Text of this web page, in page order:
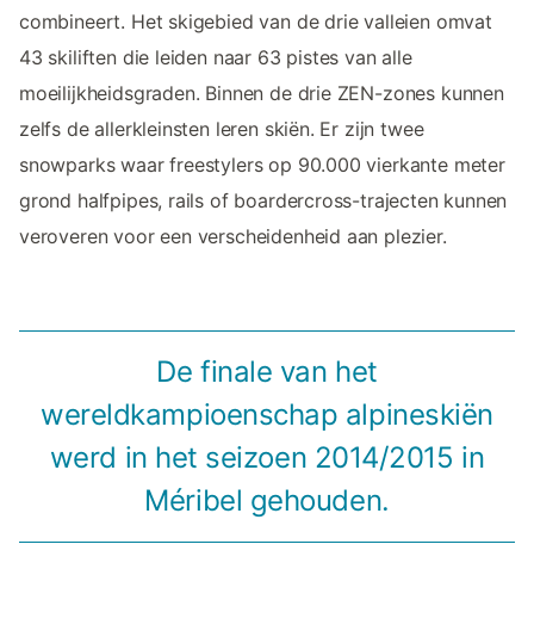
combineert. Het skigebied van de drie valleien omvat
43 skiliften die leiden naar 63 pistes van alle
moeilijkheidsgraden. Binnen de drie ZEN-zones kunnen
zelfs de allerkleinsten leren skiën. Er zijn twee
snowparks waar freestylers op 90.000 vierkante meter
grond halfpipes, rails of boardercross-trajecten kunnen
veroveren voor een verscheidenheid aan plezier.
De finale van het
wereldkampioenschap alpineskiën
werd in het seizoen 2014/2015 in
Méribel gehouden.